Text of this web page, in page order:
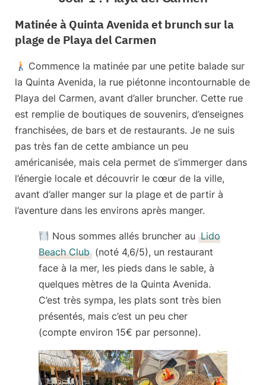
Matinée à Quinta Avenida et brunch sur la
plage de Playa del Carmen
Commence la matinée par une petite balade sur
la Quinta Avenida, la rue piétonne incontournable de
Playa del Carmen, avant d’aller bruncher. Cette rue
est remplie de boutiques de souvenirs, d’enseignes
franchisées, de bars et de restaurants. Je ne suis
pas très fan de cette ambiance un peu
américanisée, mais cela permet de s’immerger dans
l’énergie locale et découvrir le cœur de la ville,
avant d’aller manger sur la plage et de partir à
l’aventure dans les environs après manger.
Nous sommes allés bruncher au Lido
Beach Club (noté 4,6/5), un restaurant
face à la mer, les pieds dans le sable, à
quelques mètres de la Quinta Avenida.
C’est très sympa, les plats sont très bien
présentés, mais c’est un peu cher
(compte environ 15€ par personne).